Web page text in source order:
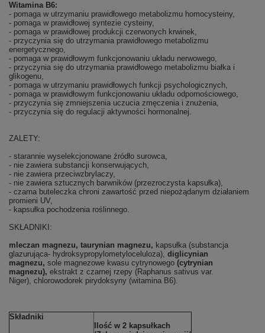
Witamina B6:
- pomaga w utrzymaniu prawidłowego metabolizmu homocysteiny,
- pomaga w prawidłowej syntezie cysteiny,
- pomaga w prawidłowej produkcji czerwonych krwinek,
- przyczynia się do utrzymania prawidłowego metabolizmu
energetycznego,
- pomaga w prawidłowym funkcjonowaniu układu nerwowego,
- przyczynia się do utrzymania prawidłowego metabolizmu białka i
glikogenu,
- pomaga w utrzymaniu prawidłowych funkcji psychologicznych,
- pomaga w prawidłowym funkcjonowaniu układu odpornościowego,
- przyczynia się zmniejszenia uczucia zmęczenia i znużenia,
- przyczynia się do regulacji aktywności hormonalnej.
ZALETY:
- starannie wyselekcjonowane źródło surowca,
- nie zawiera substancji konserwujących,
- nie zawiera przeciwzbrylaczy,
- nie zawiera sztucznych barwników (przezroczysta kapsułka),
- czarna buteleczka chroni zawartość przed niepożądanym działaniem
promieni UV,
- kapsułka pochodzenia roślinnego.
SKŁADNIKI:
mleczan magnezu, taurynian magnezu, kapsułka (substancja
glazurująca- hydroksypropylometyloceluloza), diglicynian
magnezu, sole magnezowe kwasu cytrynowego (cytrynian
magnezu), ekstrakt z czarnej rzepy (Raphanus sativus var.
Niger), chlorowodorek pirydoksyny (witamina B6).
Składniki
Ilość w 2 kapsułkach